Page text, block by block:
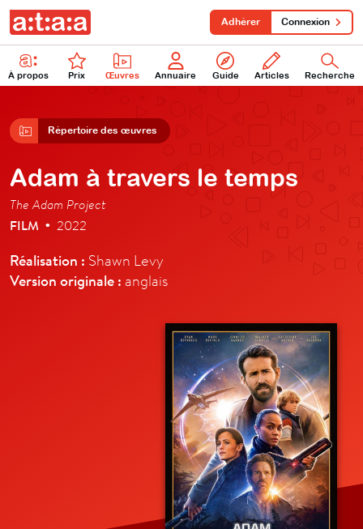
À propos Prix Œuvres Annuaire Guide Articles Recherche
Adhérer Connexion
Répertoire des œuvres
Adam à travers le temps
The Adam Project
FILM • 2022
Réalisation : Shawn Levy
Version originale : anglais